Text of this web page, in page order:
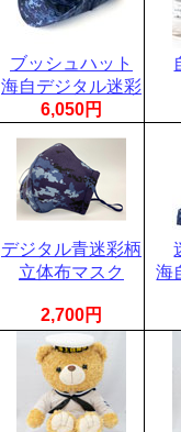
ブッシュハット
海自デジタル迷彩
6,050円
デジタル青迷彩柄
立体布マスク
2,700円
海